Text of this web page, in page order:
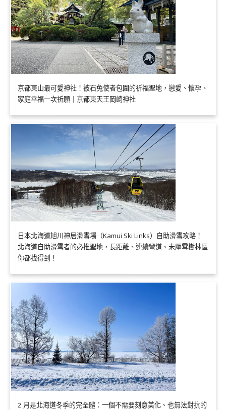
京都東山最可愛神社！被石兔使者包圍的祈福聖地，戀愛、懷孕、
家庭幸福一次祈願｜京都東天王岡崎神社
日本北海道旭川神居滑雪場（Kamui Ski Links）自助滑雪攻略！
北海道自助滑雪者的必推聖地，長距離、連續彎道、未壓雪樹林區
你都找得到！
2 月是北海道冬季的完全體：一個不需要刻意美化、也無法對抗的